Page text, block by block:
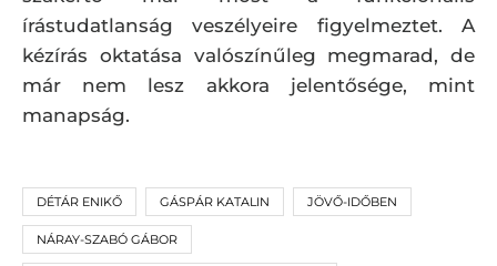
írástudatlanság veszélyeire figyelmeztet. A
kézírás oktatása valószínűleg megmarad, de
már nem lesz akkora jelentősége, mint
manapság.
DÉTÁR ENIKŐ GÁSPÁR KATALIN JÖVŐ-IDŐBEN
NÁRAY-SZABÓ GÁBOR